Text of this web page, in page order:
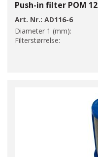
Push-in filter POM 12
Art. Nr.: AD116-6
Diameter 1 (mm):
Filterstørrelse: